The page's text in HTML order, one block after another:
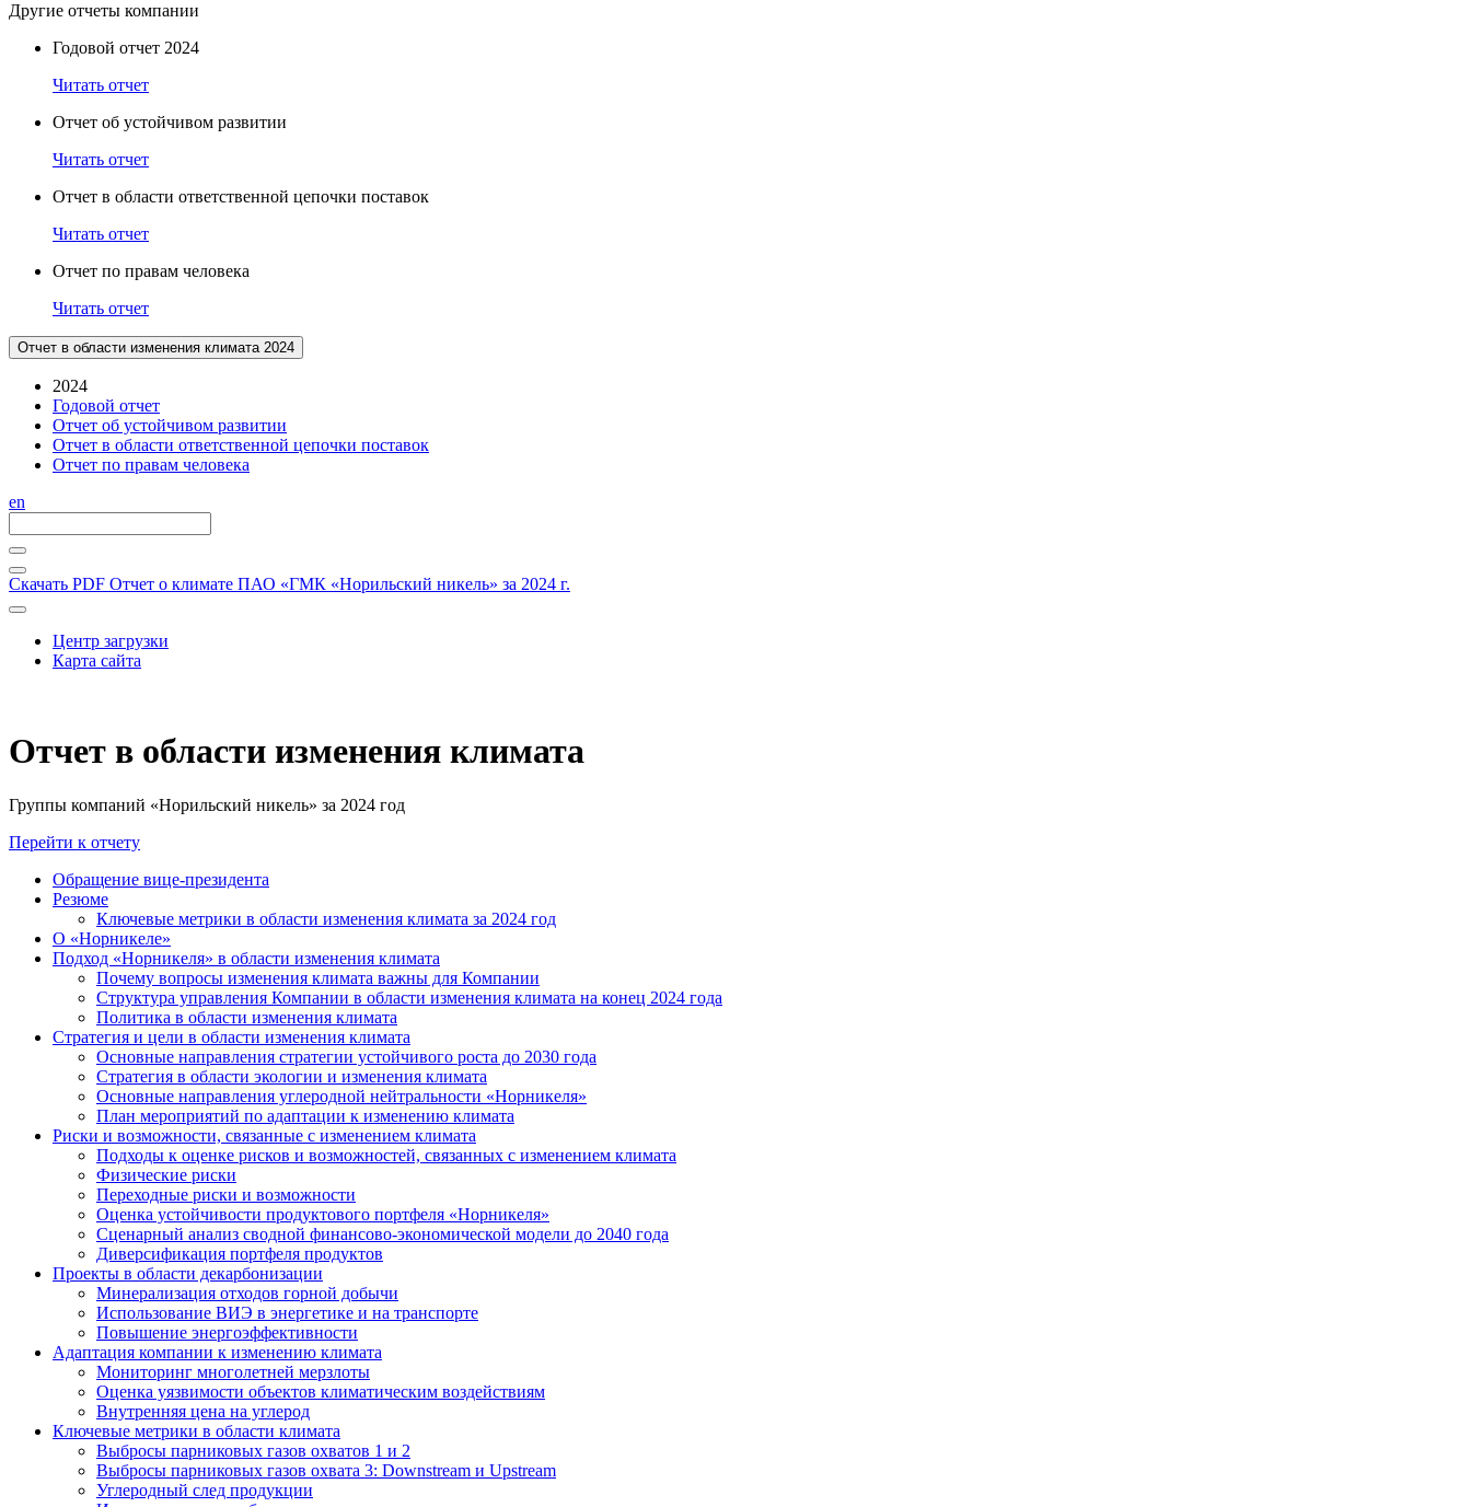
Другие отчеты компании
Годовой отчет 2024
Читать отчет
Отчет об устойчивом развитии
Читать отчет
Отчет в области ответственной цепочки поставок
Читать отчет
Отчет по правам человека
Читать отчет
Отчет в области изменения климата 2024
2024
Годовой отчет
Отчет об устойчивом развитии
Отчет в области ответственной цепочки поставок
Отчет по правам человека
en
Скачать PDF Отчет о климате ПАО «ГМК «Норильский никель» за 2024 г.
Центр загрузки
Карта сайта
Отчет в области изменения климата
Группы компаний «Норильский никель» за 2024 год
Перейти к отчету
Обращение вице-президента
Резюме
Ключевые метрики в области изменения климата за 2024 год
О «Норникеле»
Подход «Норникеля» в области изменения климата
Почему вопросы изменения климата важны для Компании
Структура управления Компании в области изменения климата на конец 2024 года
Политика в области изменения климата
Стратегия и цели в области изменения климата
Основные направления стратегии устойчивого роста до 2030 года
Стратегия в области экологии и изменения климата
Основные направления углеродной нейтральности «Норникеля»
План мероприятий по адаптации к изменению климата
Риски и возможности, связанные с изменением климата
Подходы к оценке рисков и возможностей, связанных с изменением климата
Физические риски
Переходные риски и возможности
Оценка устойчивости продуктового портфеля «Норникеля»
Сценарный анализ сводной финансово-экономической модели до 2040 года
Диверсификация портфеля продуктов
Проекты в области декарбонизации
Минерализация отходов горной добычи
Использование ВИЭ в энергетике и на транспорте
Повышение энергоэффективности
Адаптация компании к изменению климата
Мониторинг многолетней мерзлоты
Оценка уязвимости объектов климатическим воздействиям
Внутренняя цена на углерод
Ключевые метрики в области климата
Выбросы парниковых газов охватов 1 и 2
Выбросы парниковых газов охвата 3: Downstream и Upstream
Углеродный след продукции